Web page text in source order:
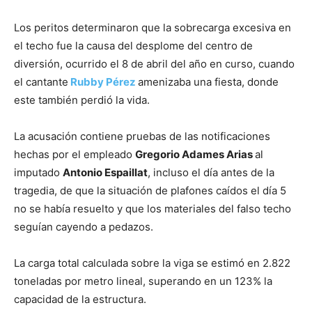
Los peritos determinaron que la sobrecarga excesiva en
el techo fue la causa del desplome del centro de
diversión, ocurrido el 8 de abril del año en curso, cuando
el cantante Rubby Pérez amenizaba una fiesta, donde
este también perdió la vida.
La acusación contiene pruebas de las notificaciones
hechas por el empleado Gregorio Adames Ariasal
imputado Antonio Espaillat, incluso el día antes de la
tragedia, de que la situación de plafones caídos el día 5
no se había resuelto y que los materiales del falso techo
seguían cayendo a pedazos.
La carga total calculada sobre la viga se estimó en 2.822
toneladas por metro lineal, superando en un 123% la
capacidad de la estructura.